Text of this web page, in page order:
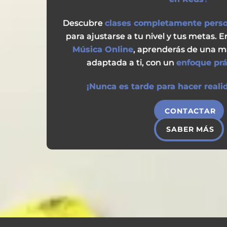
Descubreclases completamente
para ajustarse a tu nivel y tus metas.
Música Online, aprenderás de una
adaptada a ti, con un enfoque
¡Nunca es tarde para hacer
CONTACTAR
SABER MÁS